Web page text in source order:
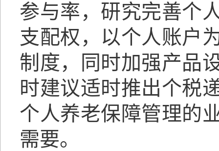
参与率，研究完善个
支配权，以个人账户
制度，同时加强产品
时建议适时推出个税
个人养老保障管理的
需要。